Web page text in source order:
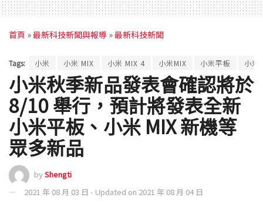
首頁 »最新科技新聞與報導 »最新科技新聞
Tags: 小米 小米 MIX 小米 MIX 4 小米MIX 小米平板 小米
小米秋季新品發表會確認將於
8/10 舉行，預計將發表全新
小米平板、小米 MIX 新機等
眾多新品
byShengti
2021 年 08 月 03 日 - Updated on 2021 年 08 月 04 日